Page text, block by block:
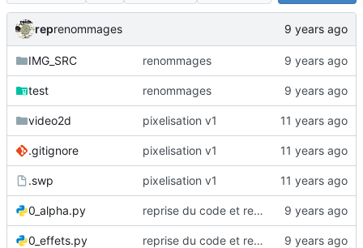
reprenommages
IMG_SRC renommages
test renommages
video2d pixelisation v1
.gitignore pixelisation v1
.swp pixelisation v1
0_alpha.py reprise du code et renommages
0_effets.py reprise du code et renommages